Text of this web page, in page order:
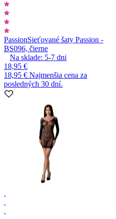
PassionSieťované šaty Passion -
BS096, čierne
Na sklade: 5-7 dni
18,95 €
18,95 € Najmenšia cena za
posledných 30 dní.